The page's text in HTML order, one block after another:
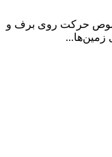
حرکت روی برف و
زمین‌ها...